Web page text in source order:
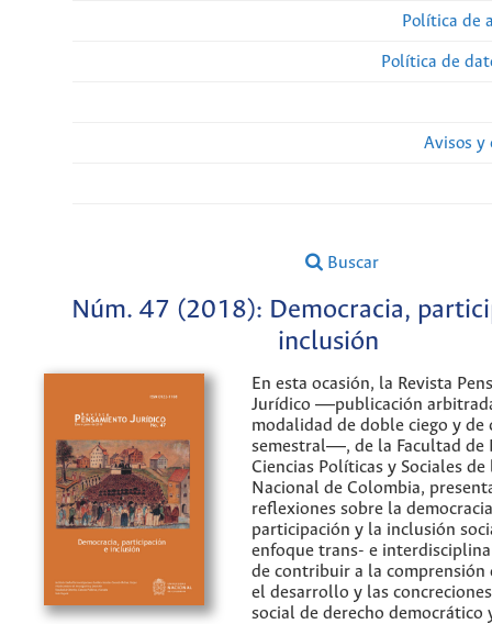
Política de
Política de
Avisos y
Buscar
Núm. 47 (2018): Democracia,
inclusión
En esta ocasión, la Revista
Jurídico ―publicación
modalidad de doble ciego y de
semestral―, de la Facultad de
Ciencias Políticas y Sociales
Nacional de Colombia,
reflexiones sobre la
participación y la inclusión
enfoque trans- e
de contribuir a la comprensión
el desarrollo y las
social de derecho democrático